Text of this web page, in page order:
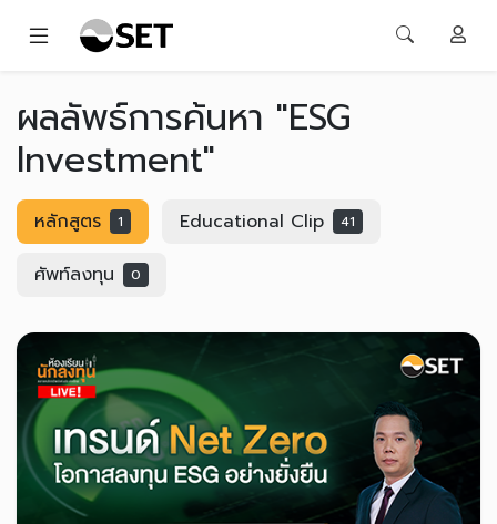
ผลลัพธ์การค้นหา "ESG
Investment"
หลักสูตร 1 Educational Clip 41
ศัพท์ลงทุน 0